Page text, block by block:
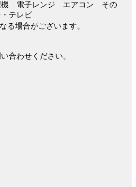
電子レンジ エアコン その
テレビ
る場合がございます。
合わせください。